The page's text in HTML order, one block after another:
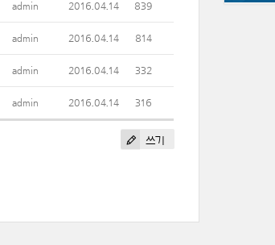
admin 2016.04.14 839
admin 2016.04.14 814
admin 2016.04.14 332
admin 2016.04.14 316
쓰기